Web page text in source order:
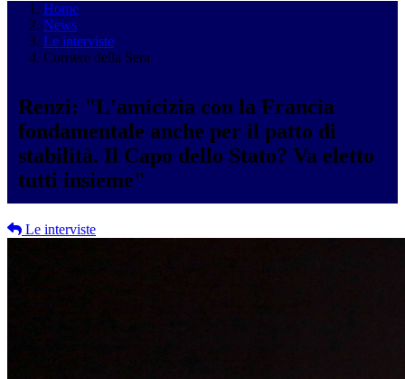
Home
News
Le interviste
Corriere della Sera
Renzi: "L'amicizia con la Francia
fondamentale anche per il patto di
stabilità. Il Capo dello Stato? Va eletto
tutti insieme"
Le interviste